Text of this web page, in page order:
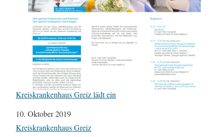
Kreiskrankenhaus Greiz lädt ein
Datum
10. Oktober 2019
In Bezug auf
Kreiskrankenhaus Greiz